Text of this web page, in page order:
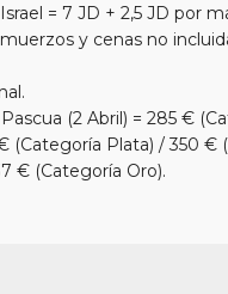
= 7 JD + 2,5 JD por
y cenas no
(2 Abril) = 285 €
(Categoría Plata) / 350 €
€ (Categoría Oro).